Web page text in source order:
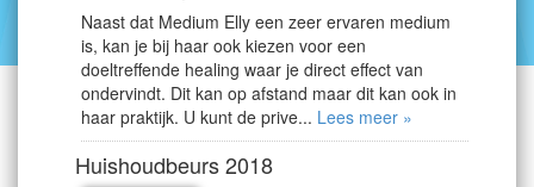
Naast dat Medium Elly een zeer ervaren medium
is, kan je bij haar ook kiezen voor een
doeltreffende healing waar je direct effect van
ondervindt. Dit kan op afstand maar dit kan ook in
haar praktijk. U kunt de prive... Lees meer »
Huishoudbeurs 2018